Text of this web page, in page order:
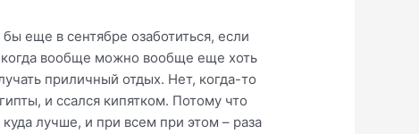
еще в сентябре озаботиться, если
когда вообще можно вообще еще хоть
приличный отдых. Нет, когда-то
и ссался кипятком. Потому что
лучше, и при всем при этом – раза